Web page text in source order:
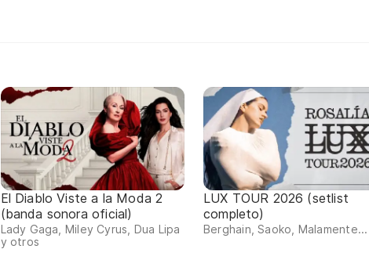
El Diablo Viste a la Moda 2
(banda sonora oficial)
Lady Gaga, Miley Cyrus, Dua Lipa
y otros
LUX TOUR 2026 (setlist
completo)
Berghain, Saoko, Malamente...